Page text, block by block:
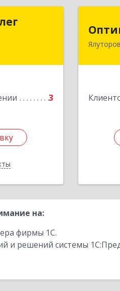
3
Олег
Подробнее
на:
фирмы 1С.
и решений системы